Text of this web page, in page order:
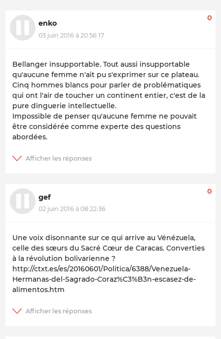
enko
03 juin 2016 à 20:56:17
0
Bellanger insupportable. Tout aussi insupportable
qu'aucune femme n'ait pu s'exprimer sur ce plateau.
Cinq hommes blancs pour parler de problématiques
qui ont l'air de toucher un continent entier, c'est de la
pure dinguerie intellectuelle.
Impossible de penser qu'aucune femme ne pouvait
être considérée comme experte des questions
abordées.
gef
02 juin 2016 à 08:22:36
0
Une voix disonnante sur ce qui arrive au Vénézuela,
celle des sœurs du Sacré Cœur de Caracas. Converties
à la révolution bolivarienne ?
http://ctxt.es/es/20160601/Politica/6388/Venezuela-
Hermanas-del-Sagrado-Coraz%C3%B3n-escasez-de-
alimentos.htm